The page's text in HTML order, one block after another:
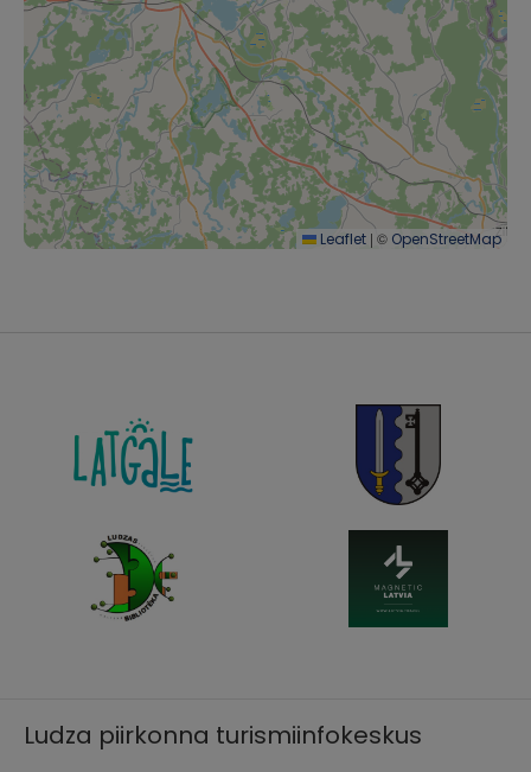
Leaflet | © OpenStreetMap
Ludza piirkonna turismiinfokeskus